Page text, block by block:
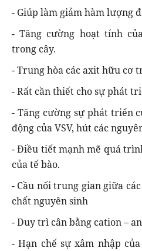
- Giúp làm giảm hàm lượng
- Tăng cường hoạt tính
trong cây.
- Trung hòa các axit hữu cơ
- Rất cần thiết cho sự phát
- Tăng cường sự phát triển
động của VSV, hút các
- Điều tiết mạnh mẽ quá
của tế bào.
- Cầu nối trung gian giữa
chất nguyên sinh
- Duy trì cân bằng cation –
- Hạn chế sự xâm nhập